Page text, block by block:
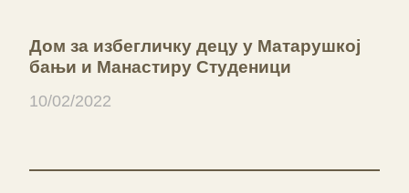
Дом за избегличку децу у Матарушкој
бањи и Манастиру Студеници
10/02/2022